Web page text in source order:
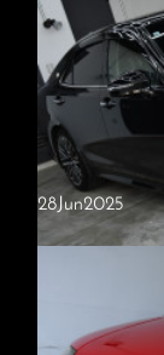
トヨタ・ハイ
施工内容・Freely
ました。 新車で
見受けられまし
トヨタ・クラ
28Jun2025